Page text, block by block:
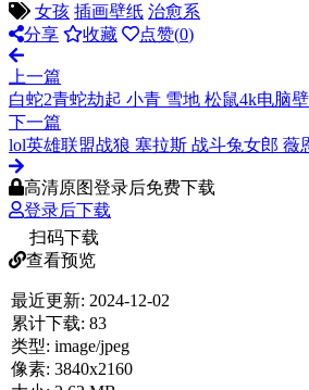
女孩 插画壁纸 治愈系
分享
收藏 点赞(0)
上一篇
白蛇2青蛇劫起 小青 雪地 松鼠4k电脑
下一篇
lol英雄联盟战狼 塞拉斯 战斗兔女郎 薇
高清原图登录后免费下载
登录后下载
扫码下载
查看预览
最近更新: 2024-12-02
累计下载: 83
类型: image/jpeg
像素: 3840x2160